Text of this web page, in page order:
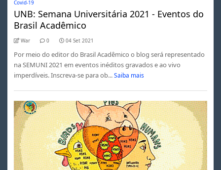
Covid-19
UNB: Semana Universitária 2021 - Eventos do
Brasil Acadêmico
War 0 04 Set 2021
Por meio do editor do Brasil Acadêmico o blog será representado
na SEMUNI 2021 em eventos inéditos gravados e ao vivo
imperdíveis. Inscreva-se para ob... Saiba mais